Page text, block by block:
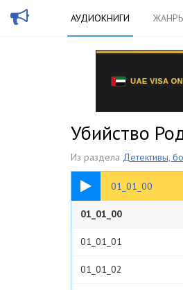
АУДИОКНИГИ
Убийство
Из раздела Детективы,
01_01_00
00:20
00.предисловие
01_01_00
01_01_01
01_01_02